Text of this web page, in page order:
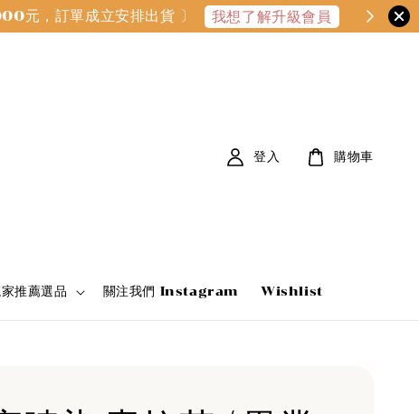
元，訂單成立安排出貨 〕 我想了解升級會員
推薦選品 關注我們 Instagram Wishlist
登入 購物車